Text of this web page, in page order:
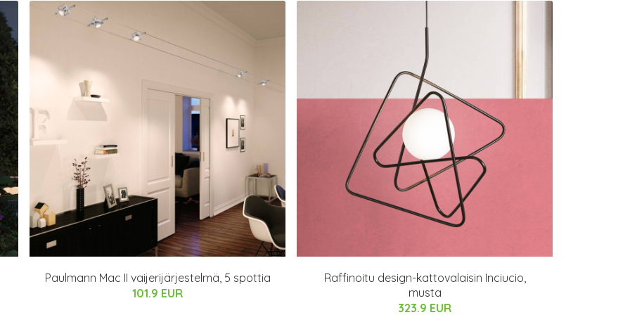
Paulmann Mac II vaijerijärjestelmä, 5 spottia
101.9 EUR
Raffinoitu design-kattovalaisin Inciucio,
musta
323.9 EUR